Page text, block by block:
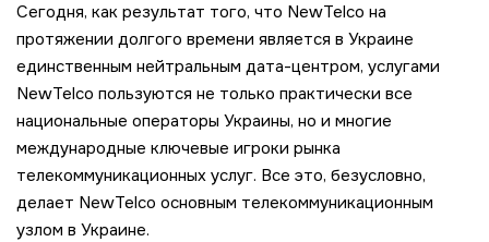
Сегодня, как результат того, что NewTelco на
протяжении долгого времени является в Украине
единственным нейтральным дата-центром, услугами
NewTelco пользуются не только практически все
национальные операторы Украины, но и многие
международные ключевые игроки рынка
телекоммуникационных услуг. Все это, безусловно,
делает NewTelco основным телекоммуникационным
узлом в Украине.